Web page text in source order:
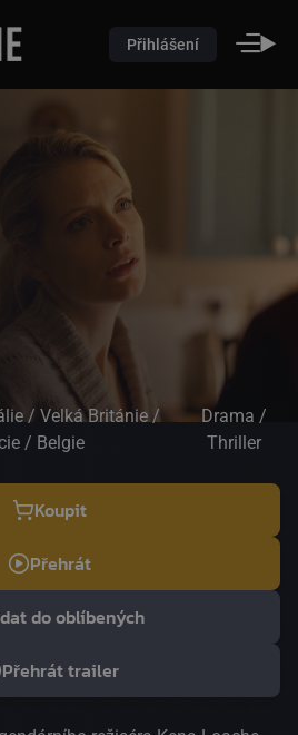
Přihlášení
/ Velká Británie /
/ Belgie
Drama /
Thriller
Koupit
Přehrát
do oblíbených
Přehrát trailer